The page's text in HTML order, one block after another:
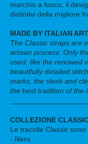
marchio a fuoco, il
distintivi della migliore
MADE BY ITALIAN
The Classic straps are
artisan process. Only
used, like the renowed
beautifully detailed
marks, the sleek and
the best tradition of the
COLLEZIONE
Le tracolle Classic
- Nero